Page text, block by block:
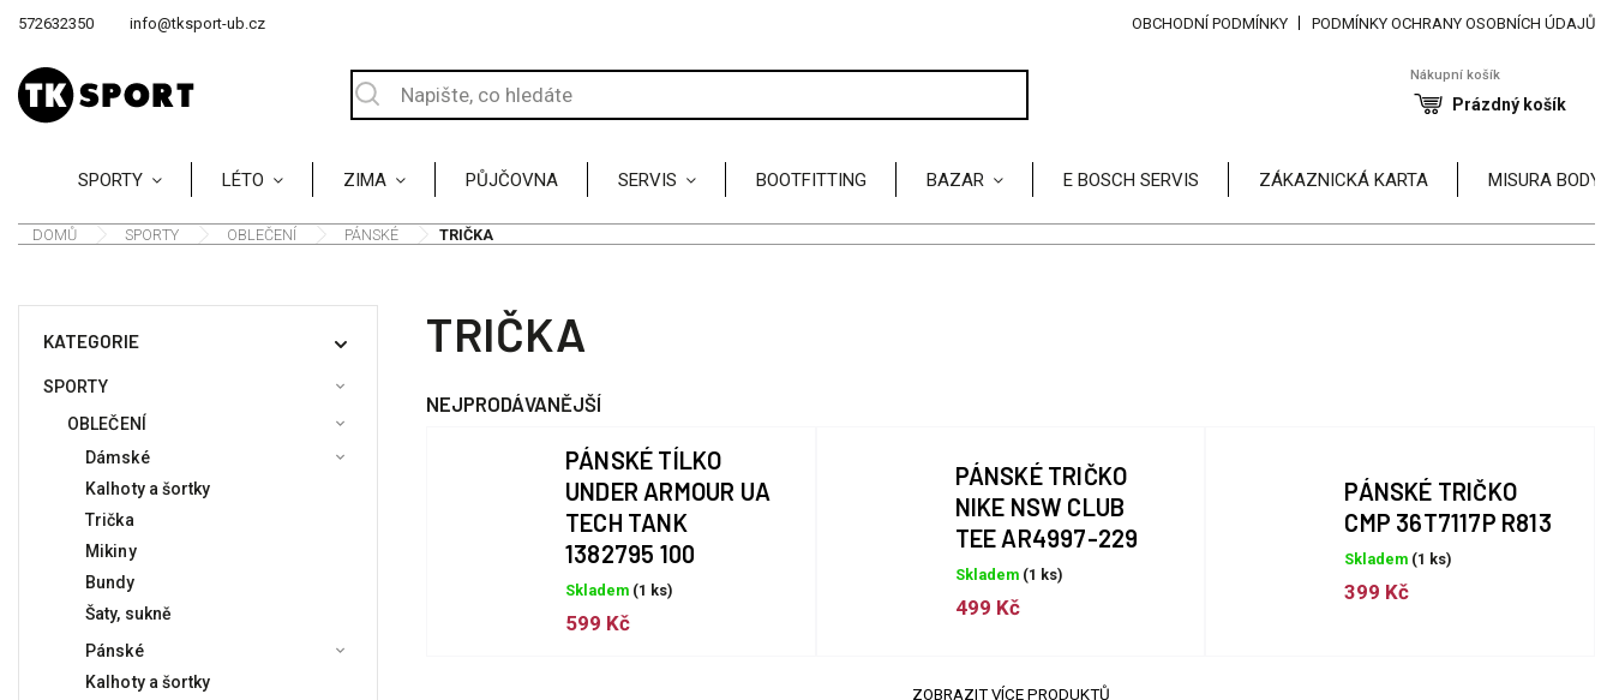
572632350 info@tksport-ub.cz OBCHODNÍ PODMÍNKY PODMÍNKY OCHRANY OSOBNÍCH ÚDAJŮ
Nákupní košík
Prázdný košík
SPORTY LÉTO ZIMA PŮJČOVNA SERVIS BOOTFITTING BAZAR E BOSCH SERVIS ZÁKAZNICKÁ KARTA MISURA BODY
DOMŮ SPORTY OBLEČENÍ PÁNSKÉ TRIČKA
KATEGORIE
SPORTY
OBLEČENÍ
Dámské
Kalhoty a šortky
Trička
Mikiny
Bundy
Šaty, sukně
Pánské
Kalhoty a šortky
TRIČKA
NEJPRODÁVANĚJŠÍ
PÁNSKÉ TÍLKO
UNDER ARMOUR UA
TECH TANK
1382795 100
Skladem (1 ks)
599 Kč
PÁNSKÉ TRIČKO
NIKE NSW CLUB
TEE AR4997-229
Skladem (1 ks)
499 Kč
PÁNSKÉ TRIČKO
CMP 36T7117P R813
Skladem (1 ks)
399 Kč
ZOBRAZIT VÍCE PRODUKTŮ